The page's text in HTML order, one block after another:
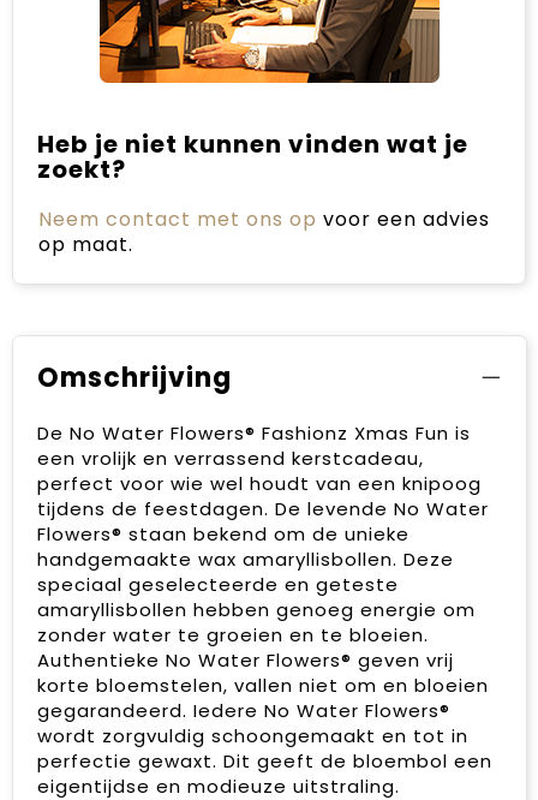
Heb je niet kunnen vinden wat je
zoekt?
Neem contact met ons op voor een advies
op maat.
Omschrijving
De No Water Flowers® Fashionz Xmas Fun is
een vrolijk en verrassend kerstcadeau,
perfect voor wie wel houdt van een knipoog
tijdens de feestdagen. De levende No Water
Flowers® staan bekend om de unieke
handgemaakte wax amaryllisbollen. Deze
speciaal geselecteerde en geteste
amaryllisbollen hebben genoeg energie om
zonder water te groeien en te bloeien.
Authentieke No Water Flowers® geven vrij
korte bloemstelen, vallen niet om en bloeien
gegarandeerd. Iedere No Water Flowers®
wordt zorgvuldig schoongemaakt en tot in
perfectie gewaxt. Dit geeft de bloembol een
eigentijdse en modieuze uitstraling.